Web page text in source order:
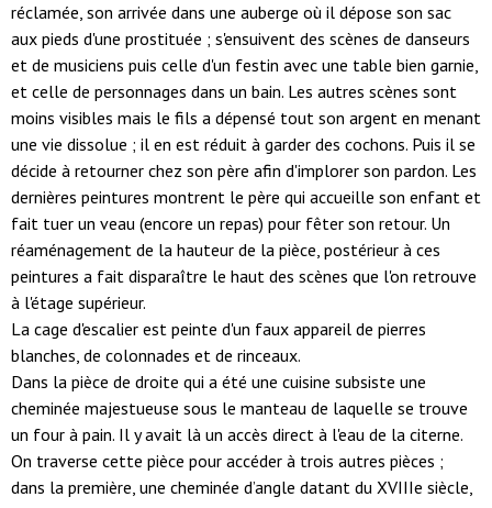
réclamée, son arrivée dans une auberge où il dépose son sac
aux pieds d'une prostituée ; s'ensuivent des scènes de danseurs
et de musiciens puis celle d'un festin avec une table bien garnie,
et celle de personnages dans un bain. Les autres scènes sont
moins visibles mais le fils a dépensé tout son argent en menant
une vie dissolue ; il en est réduit à garder des cochons. Puis il se
décide à retourner chez son père afin d'implorer son pardon. Les
dernières peintures montrent le père qui accueille son enfant et
fait tuer un veau (encore un repas) pour fêter son retour. Un
réaménagement de la hauteur de la pièce, postérieur à ces
peintures a fait disparaître le haut des scènes que l'on retrouve
à l'étage supérieur.
La cage d'escalier est peinte d'un faux appareil de pierres
blanches, de colonnades et de rinceaux.
Dans la pièce de droite qui a été une cuisine subsiste une
cheminée majestueuse sous le manteau de laquelle se trouve
un four à pain. Il y avait là un accès direct à l'eau de la citerne.
On traverse cette pièce pour accéder à trois autres pièces ;
dans la première, une cheminée d’angle datant du XVIIIe siècle,